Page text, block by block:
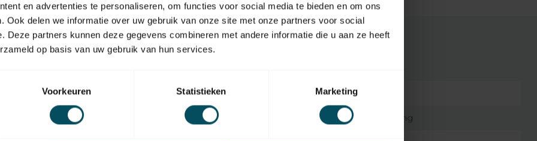
en advertenties te personaliseren, om functies voor social media te bieden en om ons
Ook delen we informatie over uw gebruik van onze site met onze partners voor social
Deze partners kunnen deze gegevens combineren met andere informatie die u aan ze heeft
op basis van uw gebruik van hun services.
Voorkeuren Statistieken Marketing
EAN Code 7432257274294
Typ des Handsenders Original-Fernbedienung